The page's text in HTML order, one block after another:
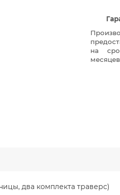
на
месяцев
два комплекта траверс)